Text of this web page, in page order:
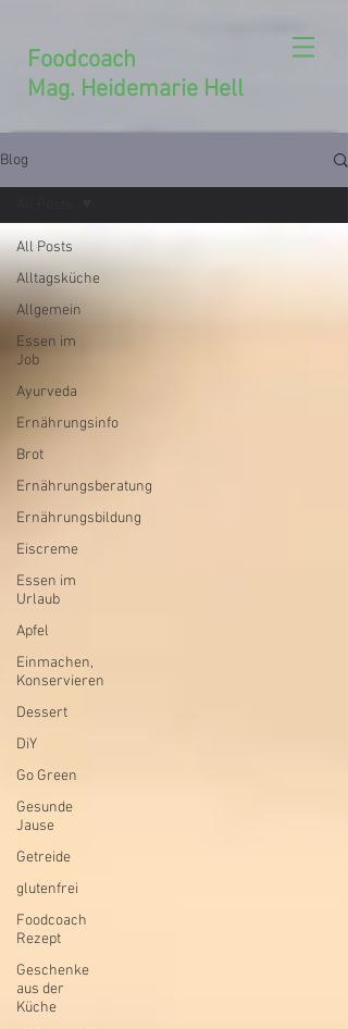
Foodcoach
Mag. Heidemarie Hell
Blog
All Posts
Alltagsküche
Allgemein
Essen im
Job
Ayurveda
Ernährungsinfo
Brot
Ernährungsberatung
Ernährungsbildung
Eiscreme
Essen im
Urlaub
Apfel
Einmachen,
Konservieren
Dessert
DiY
Go Green
Gesunde
Jause
Getreide
glutenfrei
Foodcoach
Rezept
Geschenke
aus der
Küche